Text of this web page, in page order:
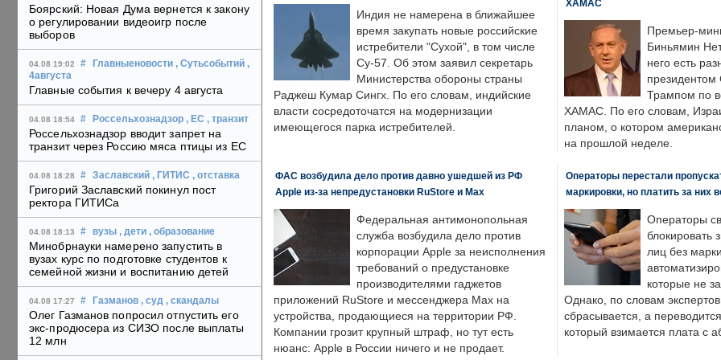
Боярский: Новая Дума вернется к закону
о регулировании видеоигр после
выборов
04.08 19:02 # Главныеновости , Сутьсобытий ,
4августа
Главные события к вечеру 4 августа
04.08 18:54 # Россельхознадзор , ЕС , транзит
Россельхознадзор вводит запрет на
транзит через Россию мяса птицы из ЕС
04.08 18:28 # Заславский , ГИТИС , отставка
Григорий Заславский покинул пост
ректора ГИТИСа
04.08 18:13 # вузы , дети , образование
Минобрнауки намерено запустить в
вузах курс по подготовке студентов к
семейной жизни и воспитанию детей
04.08 17:27 # Газманов , суд , скандалы
Олег Газманов попросил отпустить его
экс-продюсера из СИЗО после выплаты
12 млн
Индия не намерена в ближайшее
время закупать новые российские
истребители "Сухой", в том числе
Су-57. Об этом заявил секретарь
Министерства обороны страны
Раджеш Кумар Сингх. По его словам, индийские
власти сосредоточатся на модернизации
имеющегося парка истребителей.
ХАМАС
Премьер-
Биньямин
него есть
Трампом по
ХАМАС. По его словам,
планом, о котором
на прошлой неделе.
ФАС возбудила дело против давно ушедшей из РФ
Apple из-за непредустановки RuStore и Max
Федеральная антимонопольная
служба возбудила дело против
корпорации Apple за неисполнения
требований о предустановке
производителями гаджетов
приложений RuStore и мессенджера Max на
устройства, продающиеся на территории РФ.
Компании грозит крупный штраф, но тут есть
нюанс: Apple в России ничего и не продает.
Операторы перестали
маркировки, но платить за них
Операторы
блокировать
лиц без
которые не
Однако, по словам
сбрасывается, а
который взимается плата с